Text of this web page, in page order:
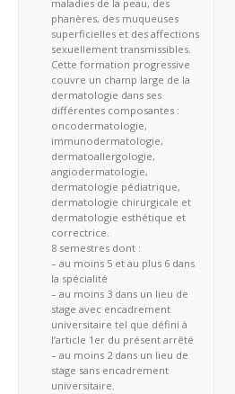
maladies de la peau, des
phanères, des muqueuses
superficielles et des affections
sexuellement transmissibles.
Cette formation progressive
couvre un champ large de la
dermatologie dans ses
différentes composantes :
oncodermatologie,
immunodermatologie,
dermatoallergologie,
angiodermatologie,
dermatologie pédiatrique,
dermatologie chirurgicale et
dermatologie esthétique et
correctrice.
8 semestres dont :
– au moins 5 et au plus 6 dans
la spécialité
– au moins 3 dans un lieu de
stage avec encadrement
universitaire tel que défini à
l’article 1er du présent arrêté
– au moins 2 dans un lieu de
stage sans encadrement
universitaire.